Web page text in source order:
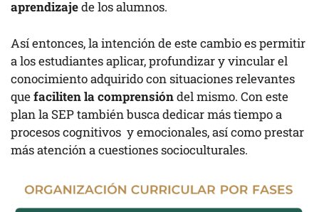
aprendizajede los alumnos.
Así entonces, la intención de este cambio es permitir
a los estudiantes aplicar, profundizar y vincular el
conocimiento adquirido con situaciones relevantes
quefaciliten la comprensióndel mismo. Con este
plan la SEP también busca dedicar más tiempo a
procesos cognitivos y emocionales, así como prestar
más atención a cuestiones socioculturales.